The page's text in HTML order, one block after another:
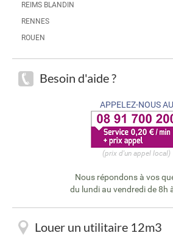
REIMS BLANDIN
RENNES
ROUEN
Besoin d'aide ?
APPELEZ-NOUS AU
(prix d'un appel local)
Nous répondons à vos
du lundi au vendredi de 8h
Louer un utilitaire 12m3